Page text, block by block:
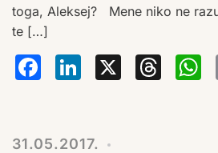
toga, Aleksej? Mene niko ne
te […]
X
31.05.2017.